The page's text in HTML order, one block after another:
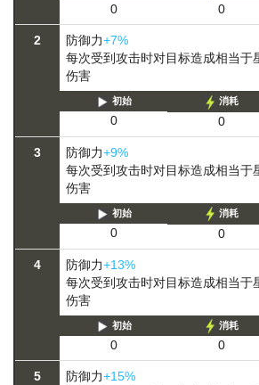
0 0
2 防御力+7%
每次受到攻击时对目标造成相当于
伤害
初始
0
消耗
0
3 防御力+9%
每次受到攻击时对目标造成相当于
伤害
初始
0
消耗
0
4 防御力+13%
每次受到攻击时对目标造成相当于
伤害
初始
0
消耗
0
5 防御力+15%